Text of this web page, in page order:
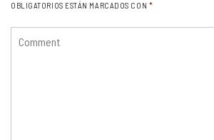
OBLIGATORIOS ESTÁN MARCADOS CON *